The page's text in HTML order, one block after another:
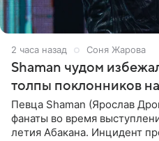
2 часа назад Соня Жарова
Shaman чудом
толпы поклонников
Певца Shaman (Ярослав
фанаты во время
летия Абакана. Инцидент